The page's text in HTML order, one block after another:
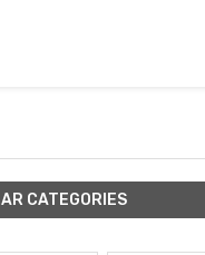
CATEGORIES